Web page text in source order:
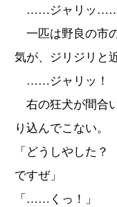
……ジャリッ
一匹は野良の市
気が、ジリジリと
……ジャリッ！
右の狂犬が間合
り込んでこない。
「どうしやした
ですぜ」
「……くっ！」